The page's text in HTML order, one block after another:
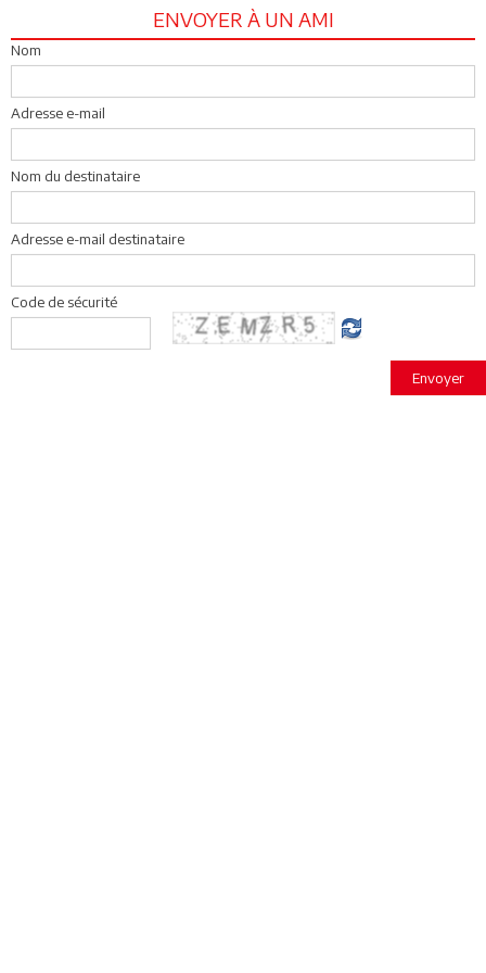
ENVOYER À UN AMI
Nom
Adresse e-mail
Nom du destinataire
Adresse e-mail destinataire
Code de sécurité
Envoyer